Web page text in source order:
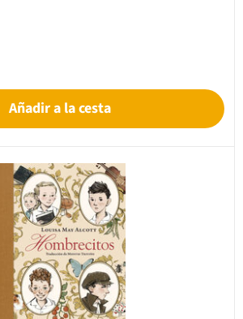
Añadir a la cesta